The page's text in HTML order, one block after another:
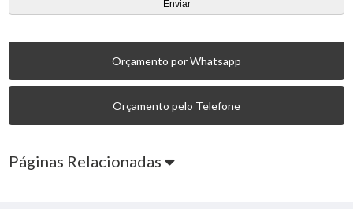
Orçamento por Whatsapp
Orçamento pelo Telefone
Páginas Relacionadas